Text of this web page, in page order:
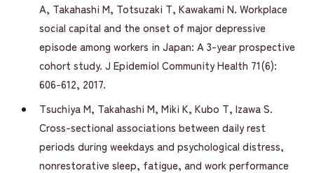
A, Takahashi M, Totsuzaki T, Kawakami N. Workplace
social capital and the onset of major depressive
episode among workers in Japan: A 3-year prospective
cohort study. J Epidemiol Community Health 71(6):
606-612, 2017.
Tsuchiya M, Takahashi M, Miki K, Kubo T, Izawa S.
Cross-sectional associations between daily rest
periods during weekdays and psychological distress,
nonrestorative sleep, fatigue, and work performance